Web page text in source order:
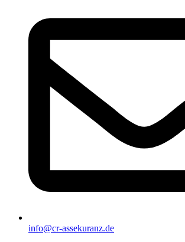
info@cr-assekuranz.de